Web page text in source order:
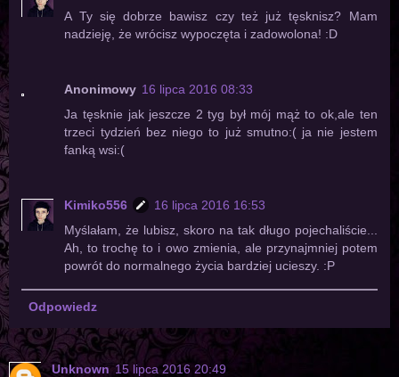
A Ty się dobrze bawisz czy też już tęsknisz? Mam
nadzieję, że wrócisz wypoczęta i zadowolona! :D
Anonimowy 16 lipca 2016 08:33
Ja tęsknie jak jeszcze 2 tyg był mój mąż to ok,ale ten
trzeci tydzień bez niego to już smutno:( ja nie jestem
fanką wsi:(
Kimiko556
16 lipca 2016 16:53
Myślałam, że lubisz, skoro na tak długo pojechaliście...
Ah, to trochę to i owo zmienia, ale przynajmniej potem
powrót do normalnego życia bardziej ucieszy. :P
Odpowiedz
Unknown 15 lipca 2016 20:49